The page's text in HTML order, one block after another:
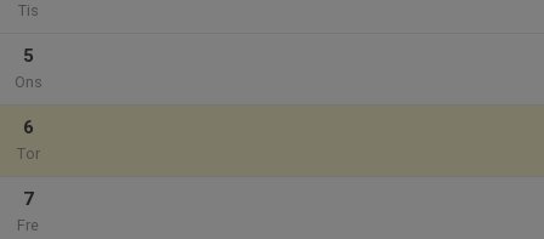
Tis
5
Ons
6
Tor
7
Fre